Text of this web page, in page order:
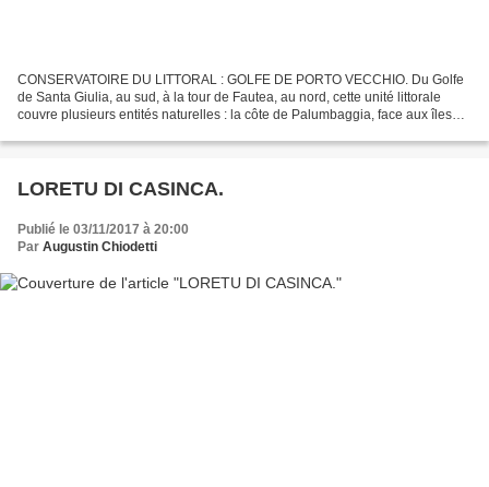
CONSERVATOIRE DU LITTORAL : GOLFE DE PORTO VECCHIO. Du Golfe
de Santa Giulia, au sud, à la tour de Fautea, au nord, cette unité littorale
couvre plusieurs entités naturelles : la côte de Palumbaggia, face aux îles
LORETU DI CASINCA.
Publié le 03/11/2017 à 20:00
Par Augustin Chiodetti